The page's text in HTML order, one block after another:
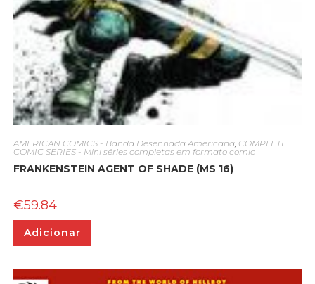
AMERICAN COMICS - Banda Desenhada Americana, COMPLETE
COMIC SERIES - Mini séries completas em formato comic
FRANKENSTEIN AGENT OF SHADE (MS 16)
€59.84
Adicionar